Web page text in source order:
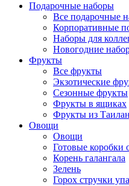
Подарочные наборы
Все подарочные
Корпоративные
Наборы для
Новогодние
Фрукты
Все фрукты
Экзотические
Сезонные фрукты
Фрукты в ящиках
Фрукты из
Овощи
Овощи
Готовые коробки
Корень галангала
Зелень
Горох стручки